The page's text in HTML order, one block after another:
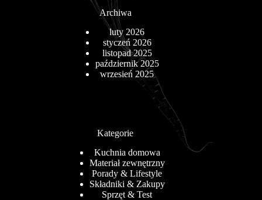
Archiwa
luty 2026
styczeń 2026
listopad 2025
październik 2025
wrzesień 2025
Kategorie
Kuchnia domowa
Materiał zewnętrzny
Porady & Lifestyle
Składniki & Zakupy
Sprzęt & Test